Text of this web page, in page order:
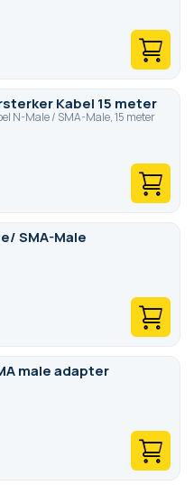
Kabel 15 meter
N-Male / SMA-Male, 15 meter
SMA-Male
male adapter